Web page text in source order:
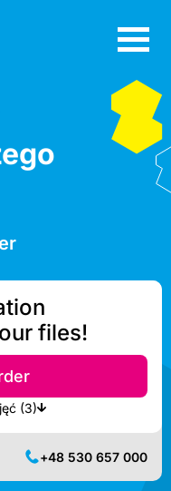
files!
available printers zdjęć (3)
+48 530 657 000